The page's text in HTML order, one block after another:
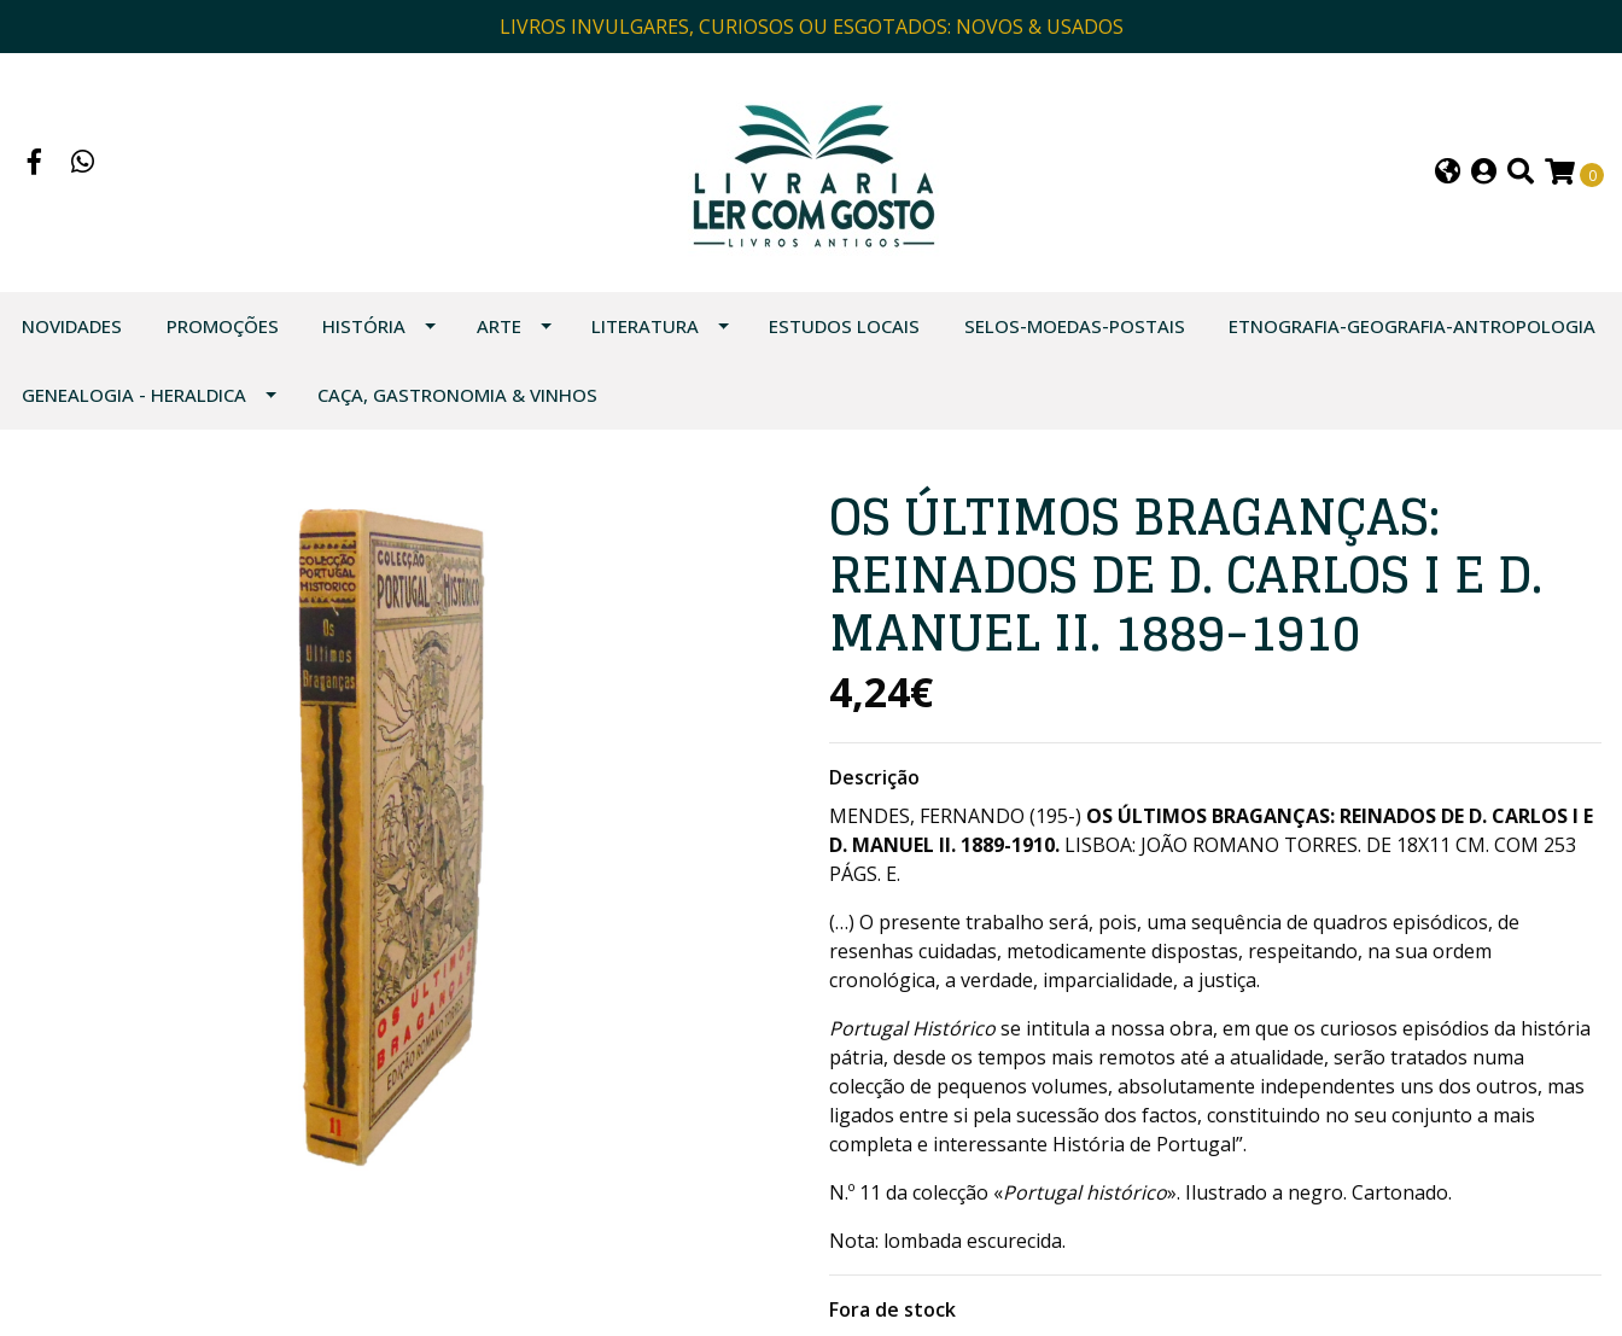
LIVROS INVULGARES, CURIOSOS OU ESGOTADOS: NOVOS & USADOS
0
NOVIDADES PROMOÇÕES HISTÓRIA ARTE LITERATURA ESTUDOS LOCAIS SELOS-MOEDAS-POSTAIS ETNOGRAFIA-GEOGRAFIA-ANTROPOLOGIA
GENEALOGIA - HERALDICA CAÇA, GASTRONOMIA & VINHOS
OS ÚLTIMOS BRAGANÇAS:
REINADOS DE D. CARLOS I E D.
MANUEL II. 1889-1910
4,24€
Descrição
MENDES, FERNANDO (195-) OS ÚLTIMOS BRAGANÇAS: REINADOS DE D. CARLOS I E
D. MANUEL II. 1889-1910. LISBOA: JOÃO ROMANO TORRES. DE 18X11 CM. COM 253
PÁGS. E.
(…) O presente trabalho será, pois, uma sequência de quadros episódicos, de
resenhas cuidadas, metodicamente dispostas, respeitando, na sua ordem
cronológica, a verdade, imparcialidade, a justiça.
Portugal Históricose intitula a nossa obra, em que os curiosos episódios da história
pátria, desde os tempos mais remotos até a atualidade, serão tratados numa
colecção de pequenos volumes, absolutamente independentes uns dos outros, mas
ligados entre si pela sucessão dos factos, constituindo no seu conjunto a mais
completa e interessante História de Portugal”.
N.º 11 da colecção «Portugal histórico». Ilustrado a negro. Cartonado.
Nota: lombada escurecida.
Fora de stock